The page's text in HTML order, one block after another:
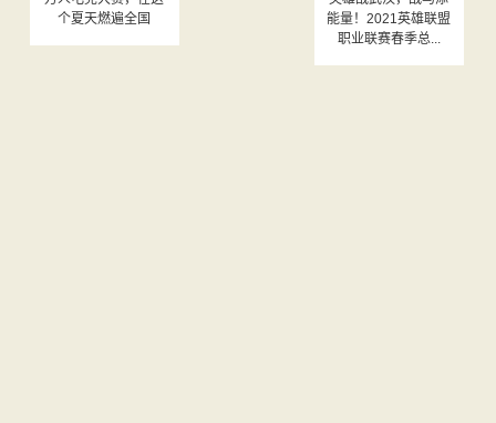
个夏天燃遍全国
能量！2021英雄联盟
职业联赛春季总...